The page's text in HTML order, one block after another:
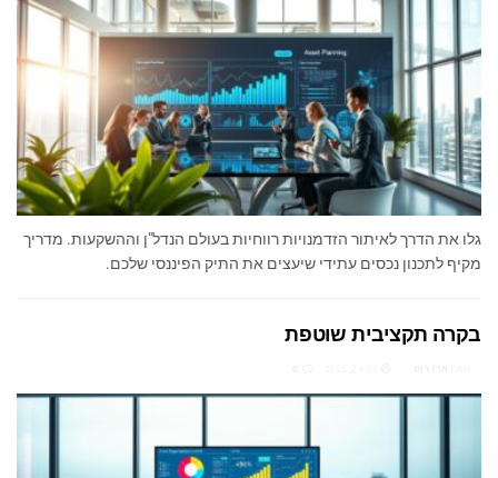
גלו את הדרך לאיתור הזדמנויות רווחיות בעולם הנדל"ן וההשקעות. מדריך
מקיף לתכנון נכסים עתידי שיעצים את התיק הפיננסי שלכם.
בקרה תקציבית שוטפת